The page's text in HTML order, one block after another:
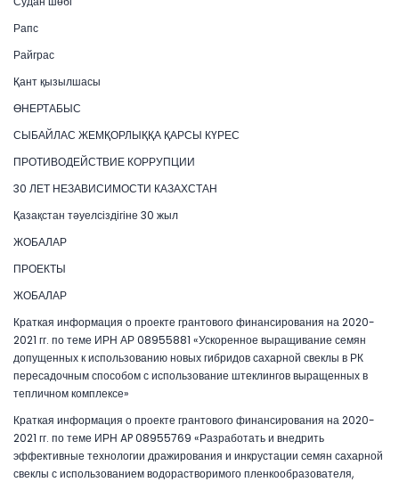
Рапс
Райграс
Қант қызылшасы
ӨНЕРТАБЫС
СЫБАЙЛАС ЖЕМҚОРЛЫҚҚА ҚАРСЫ КҮРЕС
ПРОТИВОДЕЙСТВИЕ КОРРУПЦИИ
30 ЛЕТ НЕЗАВИСИМОСТИ КАЗАХСТАН
Қазақстан тәуелсіздігіне 30 жыл
ЖОБАЛАР
ПРОЕКТЫ
ЖОБАЛАР
Краткая информация о проекте грантового финансирования на 2020-
2021 гг. по теме ИРН АР 08955881 «Ускоренное выращивание семян
допущенных к использованию новых гибридов сахарной свеклы в РК
пересадочным способом с использование штеклингов выращенных в
тепличном комплексе»
Краткая информация о проекте грантового финансирования на 2020-
2021 гг. по теме ИРН AP 08955769 «Разработать и внедрить
эффективные технологии дражирования и инкрустации семян сахарной
свеклы с использованием водорастворимого пленкообразователя,